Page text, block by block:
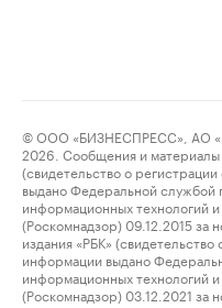
© ООО «БИЗНЕСПРЕСС», АО
2026. Сообщения и материалы
(свидетельство о
выдано Федеральной службой
информационных технологий
(Роскомнадзор) 09.12.2015
издания «РБК»
информации выдано
информационных технологий
(Роскомнадзор) 03.12.2021